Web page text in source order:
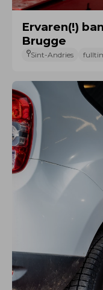
Ervaren(!)
Brugge
Sint-Andries